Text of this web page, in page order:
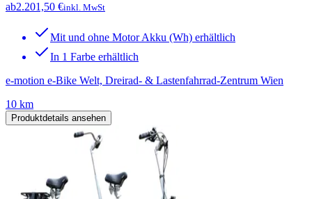
ab2.201,50 €inkl. MwSt
Mit und ohne Motor Akku (Wh) erhältlich
In 1 Farbe erhältlich
e-motion e-Bike Welt, Dreirad- & Lastenfahrrad-Zentrum Wien
10 km
Produktdetails ansehen